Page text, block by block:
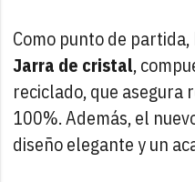
Como punto de
Jarra de cristal,
reciclado, que asegura
100%. Además, el
diseño elegante y un